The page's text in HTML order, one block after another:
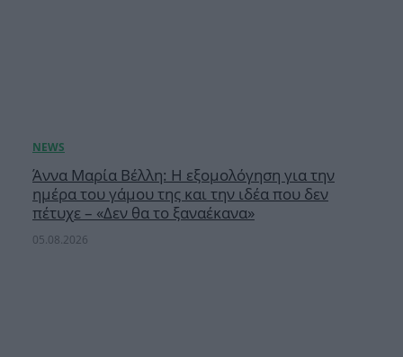
Άννα Μαρία Βέλλη: Η εξομολόγηση για την
ημέρα του γάμου της και την ιδέα που δεν
πέτυχε – «Δεν θα το ξαναέκανα»
05.08.2026